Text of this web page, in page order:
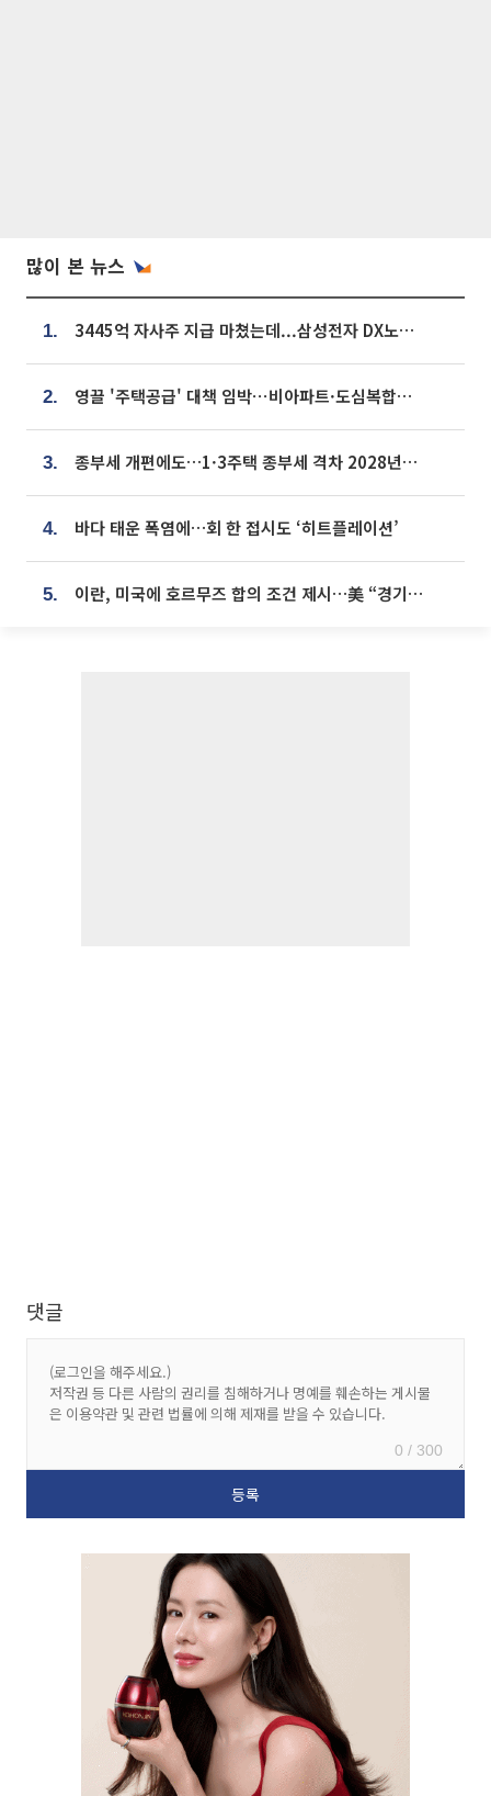
많이 본 뉴스
1. 3445억 자사주 지급 마쳤는데...삼성전자 DX노조, 뒤늦은 '떼쓰기 집회'
2. 영끌 '주택공급' 대책 임박⋯비아파트·도심복합까지 총동원
3. 종부세 개편에도…1·3주택 종부세 격차 2028년부터 확대
4. 바다 태운 폭염에…회 한 접시도 ‘히트플레이션’
5. 이란, 미국에 호르무즈 합의 조건 제시…美 “경기 아직 안 끝나” [종합]
댓글
0 / 300